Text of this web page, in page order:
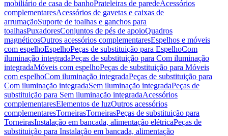
mobiliário de casa de banhoPrateleiras de paredeAcessórios
complementaresAcessórios de gavetas e caixas de
arrumaçãoSuporte de toalhas e ganchos para
toalhasPuxadoresConjuntos de pés de apoioQuadros
magnéticosOutros acessórios complementaresEspelhos e móveis
com espelhoEspelhoPeças de substituição para EspelhoCom
iluminação integradaPeças de substituição para Com iluminação
integradaMóveis com espelhoPeças de substituição para Móveis
com espelhoCom iluminação integradaPeças de substituição para
Com iluminação integradaSem iluminação integradaPeças de
substituição para Sem iluminação integradaAcessórios
complementaresElementos de luzOutros acessórios
complementaresTorneirasTorneirasPeças de substituição para
TorneirasInstalação em bancada, alimentação elétricaPeças de
substituição para Instalação em bancada, alimentação